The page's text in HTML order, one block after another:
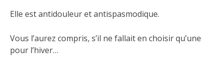
Elle est antidouleur et antispasmodique.
Vous l’aurez compris, s’il ne fallait en choisir qu’une
pour l’hiver…